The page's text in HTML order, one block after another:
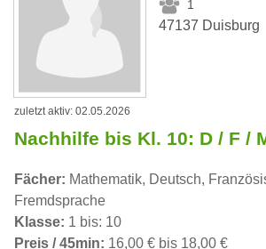
1
47137 Duisburg
zuletzt aktiv: 02.05.2026
Nachhilfe bis Kl. 10: D / F /
Fächer: Mathematik, Deutsch,
Fremdsprache
Klasse: 1 bis: 10
Preis / 45min: 16,00 € bis 18,00 €